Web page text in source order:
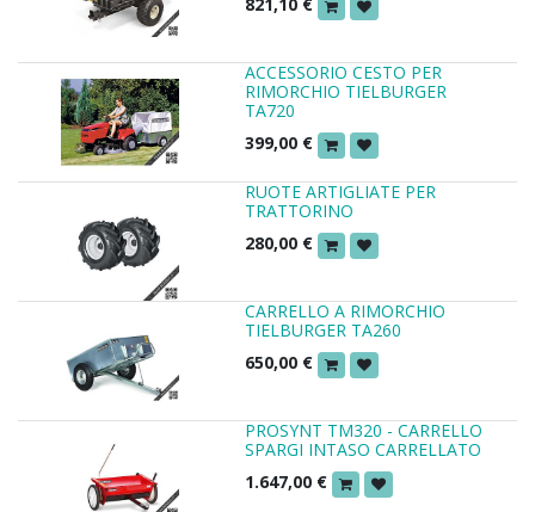
821,10 €
ACCESSORIO CESTO PER
RIMORCHIO TIELBURGER
TA720
399,00 €
RUOTE ARTIGLIATE PER
TRATTORINO
280,00 €
CARRELLO A RIMORCHIO
TIELBURGER TA260
650,00 €
PROSYNT TM320 - CARRELLO
SPARGI INTASO CARRELLATO
1.647,00 €